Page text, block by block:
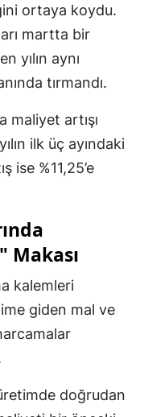
ortaya koydu.
martta bir
yılın aynı
tırmandı.
maliyet artışı
ilk üç ayındaki
ise %11,25’e
Makası
kalemleri
giden mal ve
doğrudan